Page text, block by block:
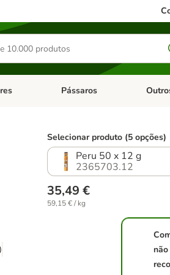
de categoria: Antiparasitários
Abrir menu de categoria:
Pássaros Abrir
)
Selecionar produto (5 opções)
Peru 50 x 12 g
2365703.12
35,49 €
59,15 € / kg
não